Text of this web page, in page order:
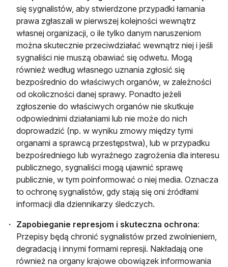
się sygnalistów, aby stwierdzone przypadki łamania
prawa zgłaszali w pierwszej kolejności wewnątrz
własnej organizacji, o ile tylko danym naruszeniom
można skutecznie przeciwdziałać wewnątrz niej i jeśli
sygnaliści nie muszą obawiać się odwetu. Mogą
również według własnego uznania zgłosić się
bezpośrednio do właściwych organów, w zależności
od okoliczności danej sprawy. Ponadto jeżeli
zgłoszenie do właściwych organów nie skutkuje
odpowiednimi działaniami lub nie może do nich
doprowadzić (np. w wyniku zmowy między tymi
organami a sprawcą przestępstwa), lub w przypadku
bezpośredniego lub wyraźnego zagrożenia dla interesu
publicznego, sygnaliści mogą ujawnić sprawę
publicznie, w tym poinformować o niej media. Oznacza
to ochronę sygnalistów, gdy stają się oni źródłami
informacji dla dziennikarzy śledczych.
Zapobieganie represjom i skuteczna ochrona:
Przepisy będą chronić sygnalistów przed zwolnieniem,
degradacją i innymi formami represji. Nakładają one
również na organy krajowe obowiązek informowania